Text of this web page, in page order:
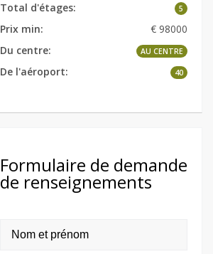
Total d'étages: 5
Prix min:
€ 98000
Du centre:
AU CENTRE
De l'aéroport: 40
Formulaire de demande
de renseignements